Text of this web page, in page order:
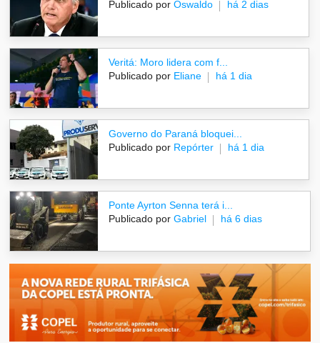
Publicado por Oswaldo há 2 dias
Veritá: Moro lidera com f...
Publicado por Eliane há 1 dia
Governo do Paraná bloquei...
Publicado por Repórter há 1 dia
Ponte Ayrton Senna terá i...
Publicado por Gabriel há 6 dias